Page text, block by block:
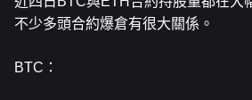
不少多頭合約爆倉有很大關係。
BTC：